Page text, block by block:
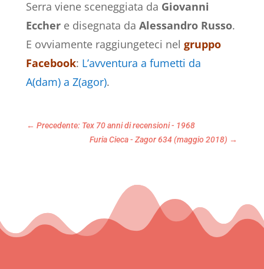
Serra viene sceneggiata da Giovanni
Ecchere disegnata da Alessandro Russo.
E ovviamente raggiungeteci nel gruppo
Facebook: L’avventura a fumetti da
A(dam) a Z(agor).
← Precedente: Tex 70 anni di recensioni - 1968
Furia Cieca - Zagor 634 (maggio 2018) →